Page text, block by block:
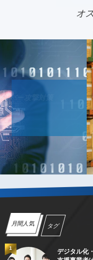
オ
IT導入補助金の業務プロ
ソフトウェアとは
デジタル化・AI導入補助金（旧IT
月間人気 タグ
デジタル化
1